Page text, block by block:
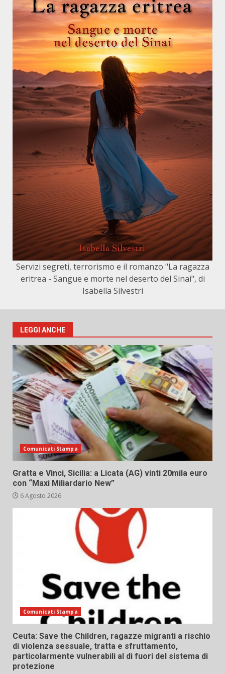
Servizi segreti, terrorismo e il romanzo "La ragazza
eritrea - Sangue e morte nel deserto del Sinai", di
Isabella Silvestri
LEGGI ANCHE
Comunicati Stampa
Gratta e Vinci, Sicilia: a Licata (AG) vinti 20mila euro
con “Maxi Miliardario New”
6 Agosto 2026
Comunicati Stampa
Ceuta: Save the Children, ragazze migranti a rischio
di violenza sessuale, tratta e sfruttamento,
particolarmente vulnerabili al di fuori del sistema di
protezione